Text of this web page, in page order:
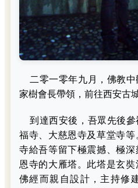
二零一零年九月，佛教中
家樹會長帶領，前往西安古
到達西安後，吾眾先後參
福寺、大慈恩寺及草堂寺
寺給吾等留下極震撼、極
恩寺的大雁塔。此塔是玄
佛經而親自設計，主持修